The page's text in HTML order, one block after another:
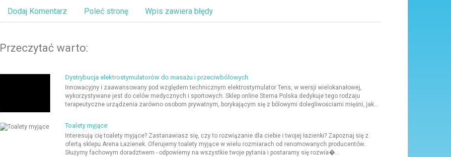
Dodaj Komentarz Poleć stronę Wpis zawiera błędy
Przeczytać warto:
Dystrybucja elektrostymulatorów do masażu i przeciwbólowych
Innowacyjny i zaawansowany pod względem technicznym elektrostymulator Tens, w wersji wielokanałowej,
wykorzystywane jest do celów medycznych i sportowych. Sklep online Sterna Polska dedykuje tego rodzaju
terapeutyczne urządzenia zarówno osobom prywatnym, borykającym się z bólowymi dolegliwościami mięśni, jak...
Toalety myjące
Interesują cię toalety myjące? Zastanawiasz się, czy to rozwiązanie dla ciebie i twojej łazienki? Zapoznaj się z
ofertą sklepu Arena Łazienek. Oferujemy toalety myjące w wielu rozmiarach od renomowanych producentów.
Służymy fachowym doradztwem - odpowiemy na wszystkie twoje pytania i postaramy się rozwia�...